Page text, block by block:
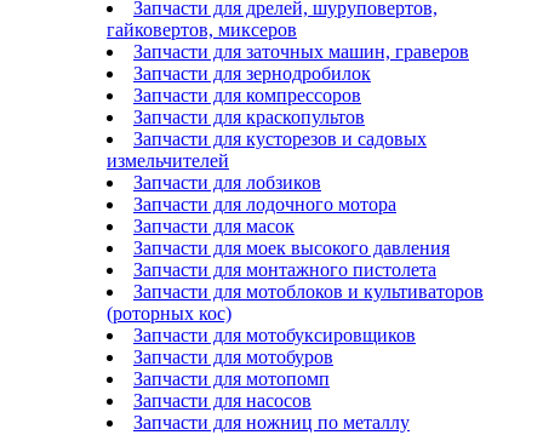
Запчасти для дрелей, шуруповертов,
гайковертов, миксеров
Запчасти для заточных машин, граверов
Запчасти для зернодробилок
Запчасти для компрессоров
Запчасти для краскопультов
Запчасти для кусторезов и садовых
измельчителей
Запчасти для лобзиков
Запчасти для лодочного мотора
Запчасти для масок
Запчасти для моек высокого давления
Запчасти для монтажного пистолета
Запчасти для мотоблоков и культиваторов
(роторных кос)
Запчасти для мотобуксировщиков
Запчасти для мотобуров
Запчасти для мотопомп
Запчасти для насосов
Запчасти для ножниц по металлу